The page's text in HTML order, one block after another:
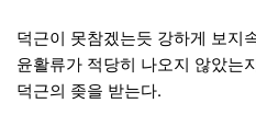
덕근이 못참겠는듯 강하게 보지
윤활류가 적당히 나오지 않았는
덕근의 좆을 받는다.